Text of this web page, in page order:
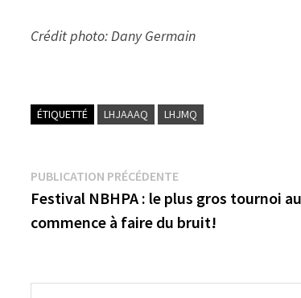
Crédit photo: Dany Germain
ÉTIQUETTÉ LHJAAAQ LHJMQ
Navigation
de
PUBLICATION PRÉCÉDENTEPublication
précédente :
Festival NBHPA : le plus gros tournoi
commence à faire du bruit!